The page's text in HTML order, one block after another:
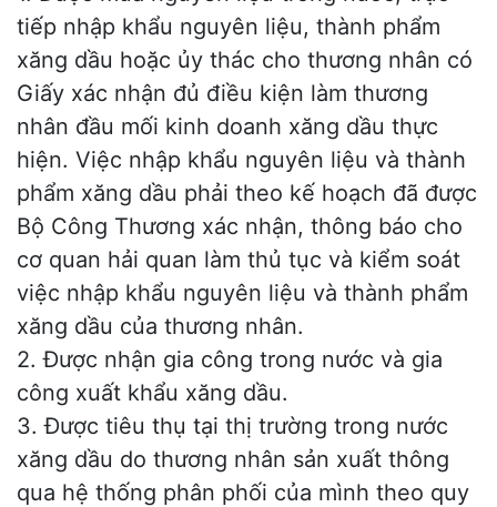
tiếp nhập khẩu nguyên liệu, thành phẩm
xăng dầu hoặc ủy thác cho thương nhân có
Giấy xác nhận đủ điều kiện làm thương
nhân đầu mối kinh doanh xăng dầu thực
hiện. Việc nhập khẩu nguyên liệu và thành
phẩm xăng dầu phải theo kế hoạch đã được
Bộ Công Thương xác nhận, thông báo cho
cơ quan hải quan làm thủ tục và kiểm soát
việc nhập khẩu nguyên liệu và thành phẩm
xăng dầu của thương nhân.
2. Được nhận gia công trong nước và gia
công xuất khẩu xăng dầu.
3. Được tiêu thụ tại thị trường trong nước
xăng dầu do thương nhân sản xuất thông
qua hệ thống phân phối của mình theo quy